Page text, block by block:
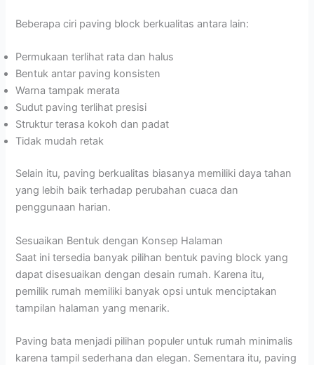
Beberapa ciri paving block berkualitas antara lain:
Permukaan terlihat rata dan halus
Bentuk antar paving konsisten
Warna tampak merata
Sudut paving terlihat presisi
Struktur terasa kokoh dan padat
Tidak mudah retak
Selain itu, paving berkualitas biasanya memiliki daya tahan
yang lebih baik terhadap perubahan cuaca dan
penggunaan harian.
Sesuaikan Bentuk dengan Konsep Halaman
Saat ini tersedia banyak pilihan bentuk paving block yang
dapat disesuaikan dengan desain rumah. Karena itu,
pemilik rumah memiliki banyak opsi untuk menciptakan
tampilan halaman yang menarik.
Paving bata menjadi pilihan populer untuk rumah minimalis
karena tampil sederhana dan elegan. Sementara itu, paving